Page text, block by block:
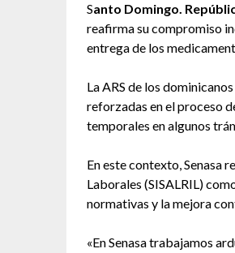
Santo Domingo.
reafirma su compromiso
entrega de los
La ARS de los
reforzadas en el proceso
temporales en algunos
En este contexto, Senasa
Laborales (SISALRIL)
normativas y la mejora
«En Senasa trabajamos